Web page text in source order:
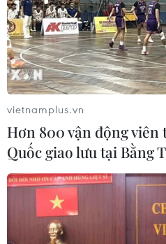
26/04/2023 06:51
Các nghị sỹ đảng Cộng hòa
bỏ phiếu trong tuần này về
chi tiêu và tăng mức trần nợ
chính phủ.
vietnamplus.vn
Hơn 800 vận động
Quốc giao lưu tại Bằng